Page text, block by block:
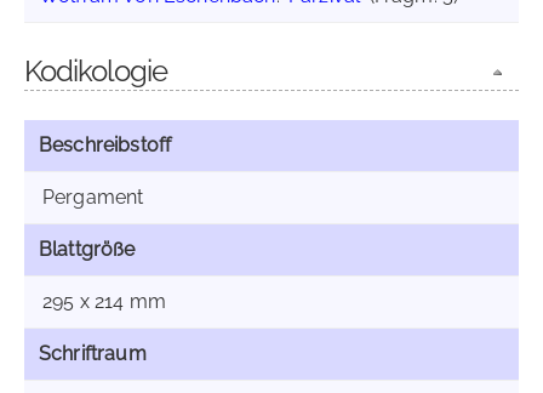
Kodikologie
Beschreibstoff
Pergament
Blattgröße
295 x 214 mm
Schriftraum